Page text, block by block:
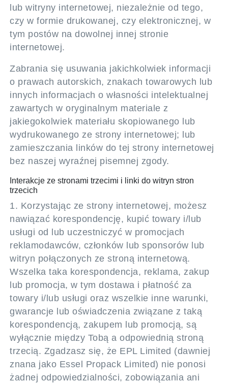
lub witryny internetowej, niezależnie od tego,
czy w formie drukowanej, czy elektronicznej, w
tym postów na dowolnej innej stronie
internetowej.
Zabrania się usuwania jakichkolwiek informacji
o prawach autorskich, znakach towarowych lub
innych informacjach o własności intelektualnej
zawartych w oryginalnym materiale z
jakiegokolwiek materiału skopiowanego lub
wydrukowanego ze strony internetowej; lub
zamieszczania linków do tej strony internetowej
bez naszej wyraźnej pisemnej zgody.
Interakcje ze stronami trzecimi i linki do witryn stron
trzecich
1. Korzystając ze strony internetowej, możesz
nawiązać korespondencję, kupić towary i/lub
usługi od lub uczestniczyć w promocjach
reklamodawców, członków lub sponsorów lub
witryn połączonych ze stroną internetową.
Wszelka taka korespondencja, reklama, zakup
lub promocja, w tym dostawa i płatność za
towary i/lub usługi oraz wszelkie inne warunki,
gwarancje lub oświadczenia związane z taką
korespondencją, zakupem lub promocją, są
wyłącznie między Tobą a odpowiednią stroną
trzecią. Zgadzasz się, że EPL Limited (dawniej
znana jako Essel Propack Limited) nie ponosi
żadnej odpowiedzialności, zobowiązania ani